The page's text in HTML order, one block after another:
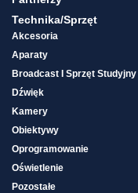
Technika/sprzęt
Akcesoria
Aparaty
Broadcast I Sprzęt Studyjny
Dźwięk
Kamery
Obiektywy
Oprogramowanie
Oświetlenie
Pozostałe